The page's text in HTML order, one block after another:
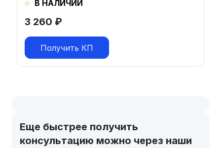
3 260 ₽
В НАЛИЧИИ
Получить КП
Еще быстрее получить
консультацию можно через наши